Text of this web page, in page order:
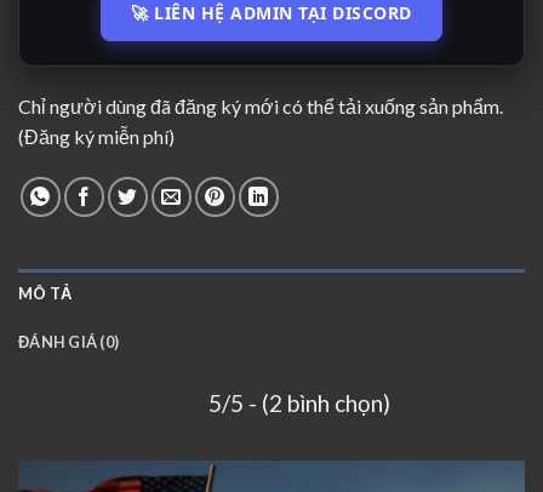
🚀 LIÊN HỆ ADMIN TẠI DISCORD
Chỉ người dùng đã đăng ký mới có thể tải xuống sản phẩm.
(Đăng ký miễn phí)
MÔ TẢ
ĐÁNH GIÁ (0)
5/5 - (2 bình chọn)